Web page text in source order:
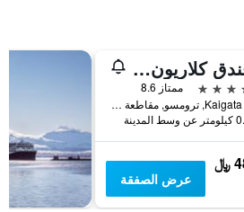
فندق كلاريون ذا إيدج
ممتاز 8.6
Kaigata 6, ترومسو, مقاطعة ترومس, النرويج
المدينة
﷼
عرض الصفقة